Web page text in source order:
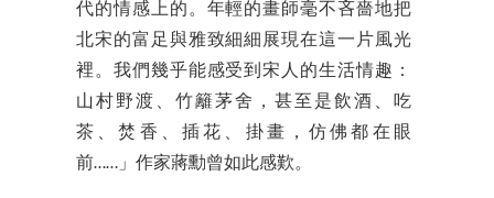
代的情感上的。年輕的畫師毫不吝嗇地把
北宋的富足與雅致細細展現在這一片風光
裡。我們幾乎能感受到宋人的生活情趣：
山村野渡、竹籬茅舍，甚至是飲酒、吃
茶、焚香、插花、掛畫，仿佛都在眼
前……」作家蔣勳曾如此感歎。